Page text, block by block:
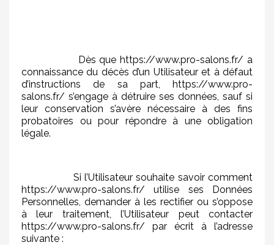
Dès que https://www.pro-salons.fr/ a
connaissance du décès d’un Utilisateur et à défaut
d’instructions de sa part, https://www.pro-
salons.fr/ s’engage à détruire ses données, sauf si
leur conservation s’avère nécessaire à des fins
probatoires ou pour répondre à une obligation
légale.
Si l’Utilisateur souhaite savoir comment
https://www.pro-salons.fr/ utilise ses Données
Personnelles, demander à les rectifier ou s’oppose
à leur traitement, l’Utilisateur peut contacter
https://www.pro-salons.fr/ par écrit à l’adresse
suivante :